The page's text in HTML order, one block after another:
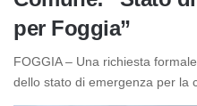
per Foggia”
FOGGIA – Una richiesta
dello stato di emergenza per la